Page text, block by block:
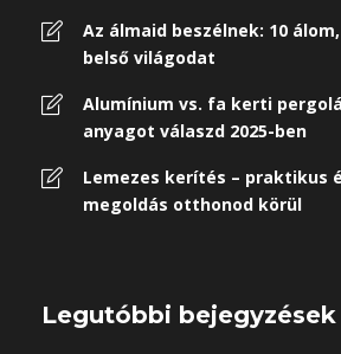
Az álmaid beszélnek: 10
belső világodat
Alumínium vs. fa kerti
anyagot válaszd 2025-ben
Lemezes kerítés – praktikus
megoldás otthonod körül
Legutóbbi bejegyzések